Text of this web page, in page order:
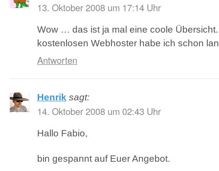
13. Oktober 2008 um 17:14 Uhr
Wow … das ist ja mal eine coole
kostenlosen Webhoster habe ich schon
Antworten
Henrik sagt:
14. Oktober 2008 um 02:43 Uhr
Hallo Fabio,
bin gespannt auf Euer Angebot.